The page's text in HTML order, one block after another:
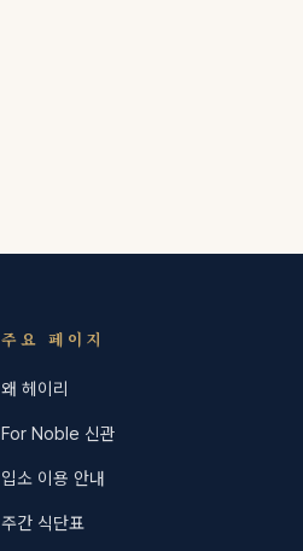
주요 페이지
왜 헤이리
For Noble 신관
입소 이용 안내
주간 식단표